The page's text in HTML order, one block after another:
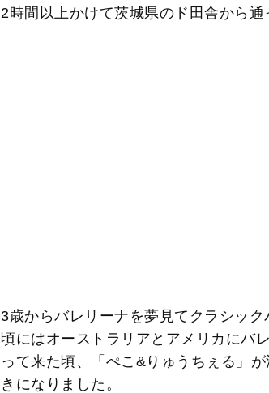
2時間以上かけて茨城県のド田舎から通
3歳からバレリーナを夢見てクラシッ
頃にはオーストラリアとアメリカにバ
って来た頃、「ぺこ&りゅうちぇる」
きになりました。